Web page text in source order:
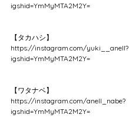
igshid=YmMyMTA2M2Y=
【タカハシ】
https://instagram.com/yuki__anell?
igshid=YmMyMTA2M2Y=
【ワタナベ】
https://instagram.com/anell_nabe?
igshid=YmMyMTA2M2Y=